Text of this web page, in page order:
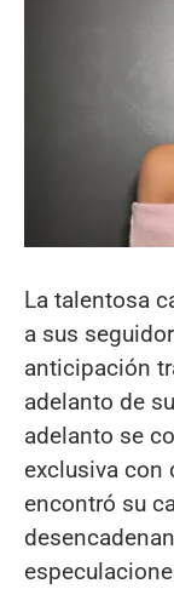
La talentosa
a sus
anticipación
adelanto de
adelanto se
exclusiva con
encontró su